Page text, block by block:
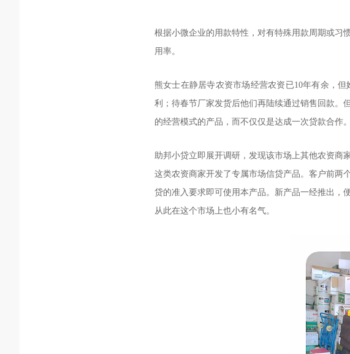
根据小微企业的用款特性，对有特殊用款周期或习
用率。
熊女士在静居寺农资市场经营农资已10年有余，
利；待春节厂家发货后他们再陆续通过销售回款。
的经营模式的产品，而不仅仅是达成一次贷款合作。
助邦小贷立即展开调研，发现该市场上其他农资商
这类农资商家开发了专属市场信贷产品。客户前两
贷的准入要求即可使用本产品。新产品一经推出，
从此在这个市场上也小有名气。